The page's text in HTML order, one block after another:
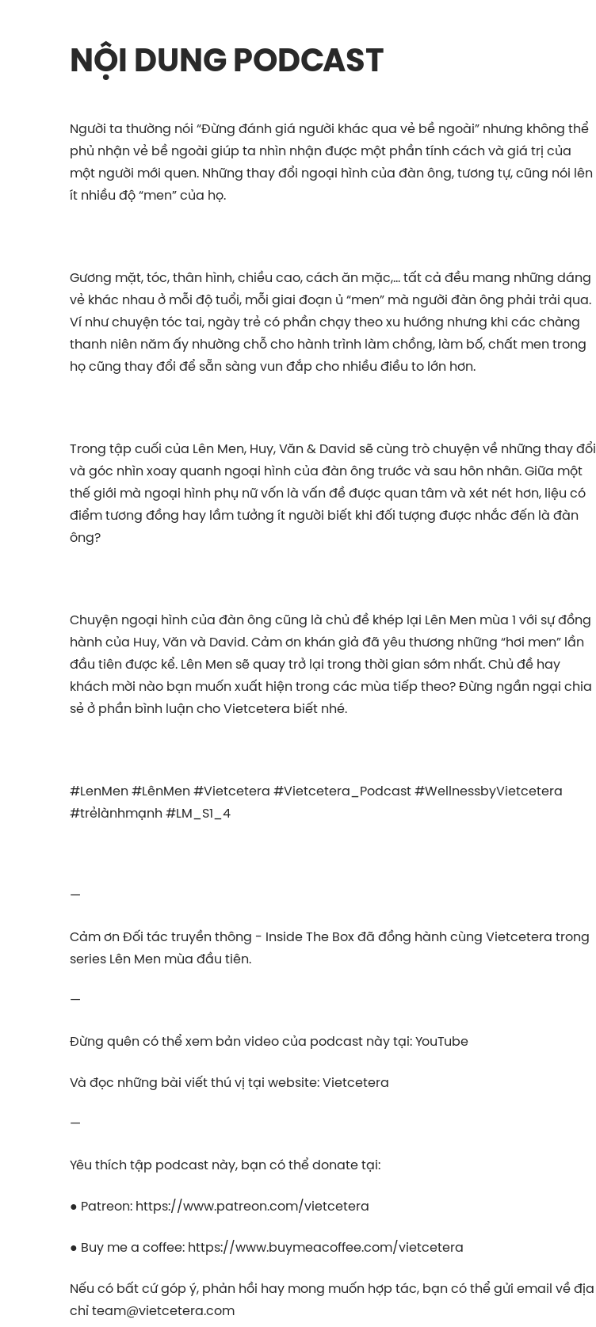
NỘI DUNG PODCAST
Người ta thường nói “Đừng đánh giá người khác qua vẻ bề ngoài” nhưng không thể
phủ nhận vẻ bề ngoài giúp ta nhìn nhận được một phần tính cách và giá trị của
một người mới quen. Những thay đổi ngoại hình của đàn ông, tương tự, cũng nói lên
ít nhiều độ “men” của họ.
Gương mặt, tóc, thân hình, chiều cao, cách ăn mặc,... tất cả đều mang những dáng
vẻ khác nhau ở mỗi độ tuổi, mỗi giai đoạn ủ “men” mà người đàn ông phải trải qua.
Ví như chuyện tóc tai, ngày trẻ có phần chạy theo xu hướng nhưng khi các chàng
thanh niên năm ấy nhường chỗ cho hành trình làm chồng, làm bố, chất men trong
họ cũng thay đổi để sẵn sàng vun đắp cho nhiều điều to lớn hơn.
Trong tập cuối của Lên Men, Huy, Văn & David sẽ cùng trò chuyện về những thay đổi
và góc nhìn xoay quanh ngoại hình của đàn ông trước và sau hôn nhân. Giữa một
thế giới mà ngoại hình phụ nữ vốn là vấn đề được quan tâm và xét nét hơn, liệu có
điểm tương đồng hay lầm tưởng ít người biết khi đối tượng được nhắc đến là đàn
ông?
Chuyện ngoại hình của đàn ông cũng là chủ đề khép lại Lên Men mùa 1 với sự đồng
hành của Huy, Văn và David. Cảm ơn khán giả đã yêu thương những “hơi men” lần
đầu tiên được kể. Lên Men sẽ quay trở lại trong thời gian sớm nhất. Chủ đề hay
khách mời nào bạn muốn xuất hiện trong các mùa tiếp theo? Đừng ngần ngại chia
sẻ ở phần bình luận cho Vietcetera biết nhé.
#LenMen #LênMen #Vietcetera #Vietcetera_Podcast #WellnessbyVietcetera
#trẻlànhmạnh #LM_S1_4
—
Cảm ơn Đối tác truyền thông - Inside The Box đã đồng hành cùng Vietcetera trong
series Lên Men mùa đầu tiên.
—
Đừng quên có thể xem bản video của podcast này tại: ⁠⁠⁠⁠⁠⁠⁠⁠YouTube⁠⁠⁠⁠⁠⁠⁠⁠
Và đọc những bài viết thú vị tại website: ⁠⁠⁠⁠⁠⁠⁠⁠Vietcetera⁠⁠⁠⁠⁠⁠⁠⁠
—
Yêu thích tập podcast này, bạn có thể donate tại:
● Patreon: ⁠⁠⁠⁠⁠⁠⁠⁠https://www.patreon.com/vietcetera⁠⁠⁠⁠⁠⁠⁠⁠
● Buy me a coffee: ⁠⁠⁠⁠⁠⁠⁠⁠https://www.buymeacoffee.com/vietcetera⁠⁠⁠⁠⁠⁠⁠⁠
Nếu có bất cứ góp ý, phản hồi hay mong muốn hợp tác, bạn có thể gửi email về địa
chỉ⁠⁠⁠⁠⁠⁠⁠⁠team@vietcetera.com